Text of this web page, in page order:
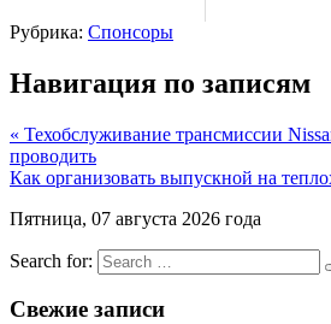
Рубрика: Спонсоры
Навигация по записям
« Техобслуживание трансмиссии
проводить
Как организовать выпускной на
Пятница, 07 августа 2026 года
Search for:
Свежие записи